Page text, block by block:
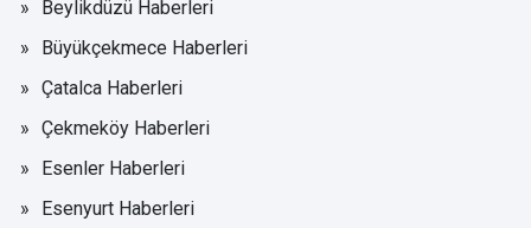
Beylikdüzü Haberleri
Büyükçekmece Haberleri
Çatalca Haberleri
Çekmeköy Haberleri
Esenler Haberleri
Esenyurt Haberleri